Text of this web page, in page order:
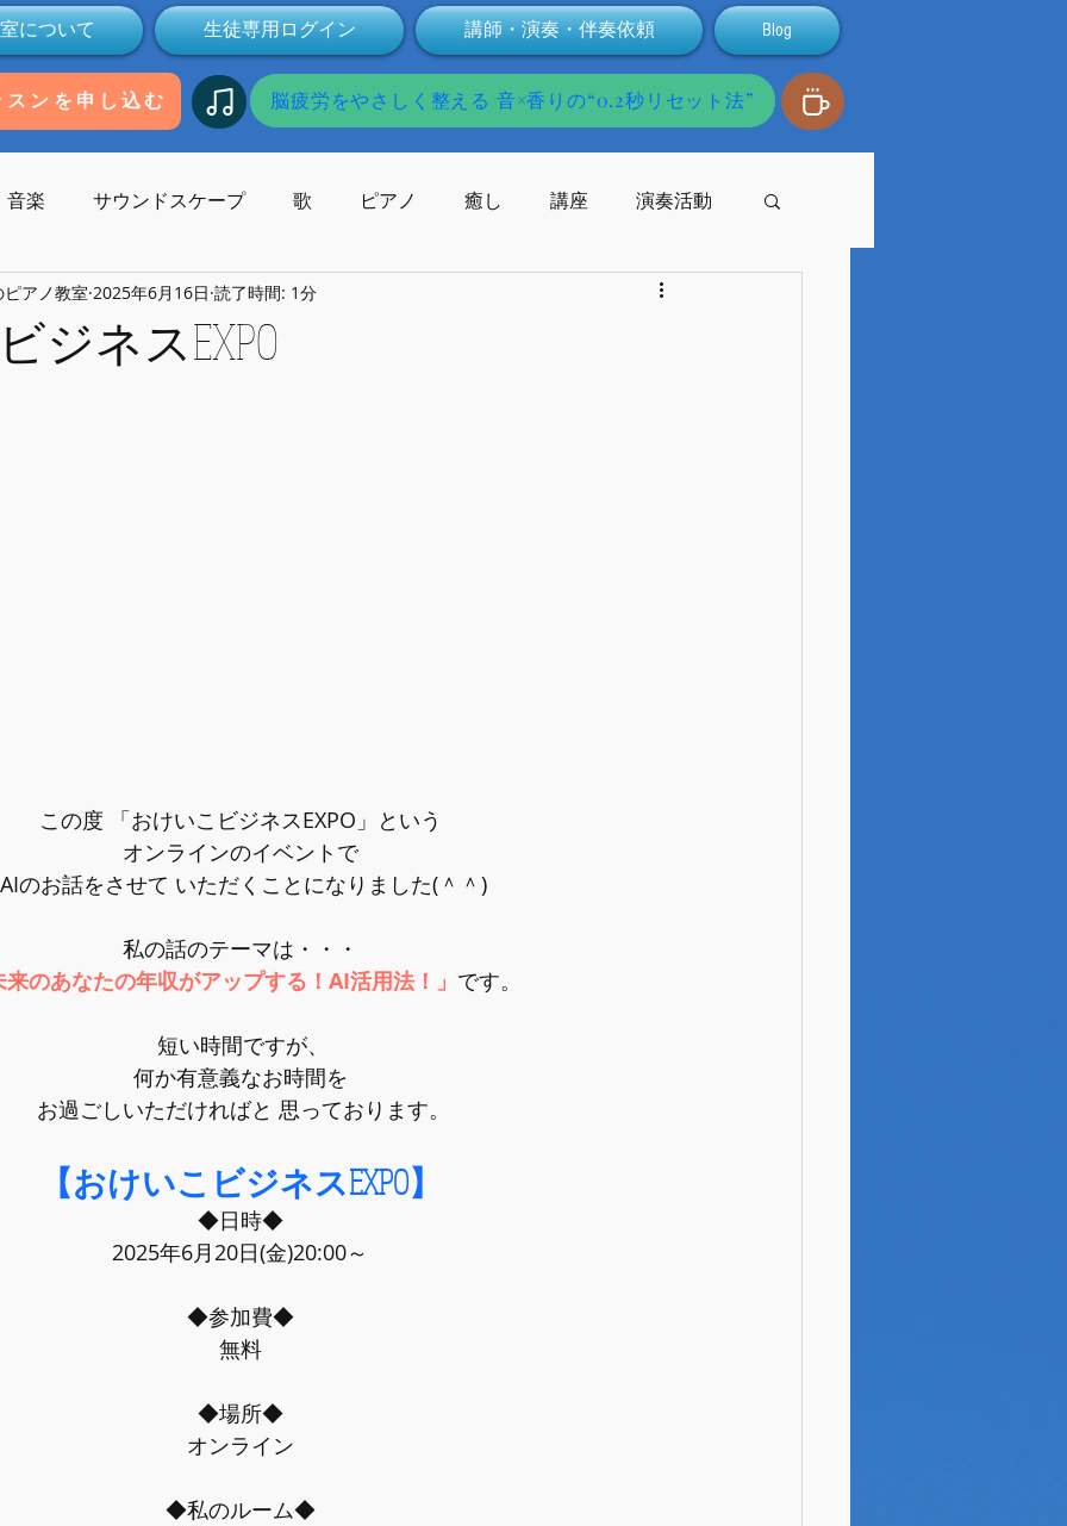
について 生徒専用ログイン 講師・演奏・伴奏依頼 Blog
スンを申し込む 脳疲労をやさしく整える 音×香りの“0.2秒リセット法”
音楽 サウンドスケープ 歌 ピアノ 癒し 講座 演奏活動
碑 作曲 コンサート 作曲家
ジネスEXPO
アノ教室 2025年6月16日 読了時間: 1分
この度 「おけいこビジネスEXPO」という
オンラインのイベントで
AIのお話をさせて いただくことになりました(＾＾)
私の話のテーマは・・・
来のあなたの年収がアップする！AI活用法！」 です。
短い時間ですが、
何か有意義なお時間を
お過ごしいただければと 思っております。
【おけいこビジネスEXPO】
◆日時◆
2025年6月20日(金)20:00～
◆参加費◆
無料
◆場所◆
オンライン
◆私のルーム◆